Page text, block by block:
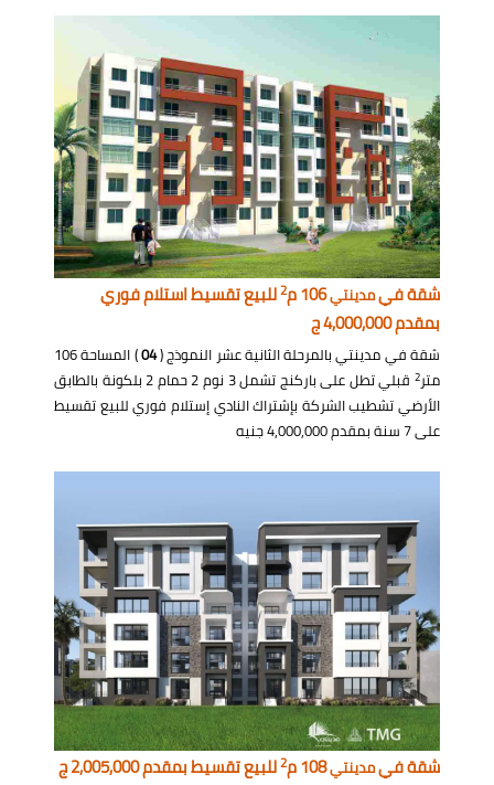
شقة فيمدينتي106 م 2للبيع تقسيط استلام فوري
بمقدم 4,000,000 ج
شقة في مدينتي بالمرحلة الثانية عشر النموذج (04
) المساحة 106
متر2
قبلي تطل على باركنج تشمل 3 نوم 2 حمام 2 بلكونة بالطابق
الأرضي تشطيب الشركة بإشتراك النادي إستلام فوري للبيع تقسيط
على 7 سنة بمقدم 4,000,000 جنيه
شقة فيمدينتي108 م 2للبيع تقسيط بمقدم 2,005,000 ج